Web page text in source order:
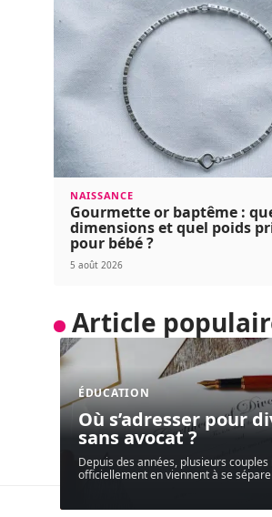
NAISSANCE
Gourmette or baptême :
dimensions et quel poids
pour bébé ?
5 août 2026
Article
ÉDUCATION
Où s’adresser pour
sans avocat ?
Depuis des années, plusieurs couples
officiellement en viennent à se